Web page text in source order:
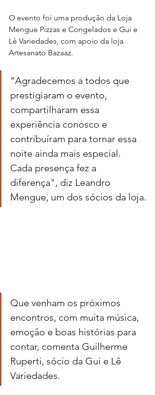
O evento foi uma produção da Loja
Mengue Pizzas e Congelados e Gui e
Lê Variedades, com apoio da loja
Artesanato Bazaaz.
"Agradecemos a todos que
prestigiaram o evento,
compartilharam essa
experiência conosco e
contribuíram para tornar essa
noite ainda mais especial.
Cada presença fez a
diferença", diz Leandro
Mengue, um dos sócios da loja.
Que venham os próximos
encontros, com muita música,
emoção e boas histórias para
contar, comenta Guilherme
Ruperti, sócio da Gui e Lê
Variedades.